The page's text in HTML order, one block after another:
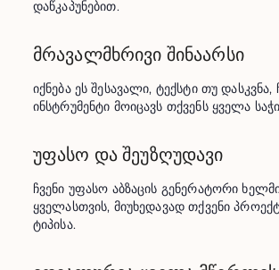
დაწკაპუნებით.
მრავალმხრივი შინაარსი
იქნება ეს შესავალი, ტექსტი თუ დასკვნა,
ინსტრუმენტი მოიცავს თქვენს ყველა
უფასო და შეუზღუდავი
ჩვენი უფასო აბზაცის გენერატორი
ყველასთვის, მიუხედავად თქვენი
ტიპისა.